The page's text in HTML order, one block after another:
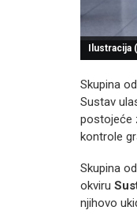
Ilustracija
Skupina
Sustav
postojeće
kontrole
Skupina
okviru
njihovo